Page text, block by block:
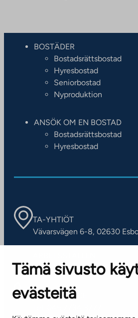
Tämä sivusto
evästeitä
BOSTÄDER
Bostadsrättsbostad
Hyresbostad
Seniorbostad
Nyproduktion
ANSÖK OM EN BOSTAD
Bostadsrättsbostad
Hyresbostad
TA-YHTIÖT
Vävarsvägen 6-8, 02630
Kontaktinformation
KUNDSERVICE